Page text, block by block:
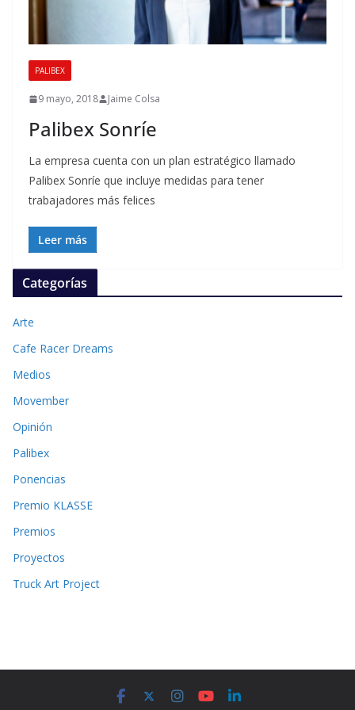
PALIBEX
9 mayo, 2018 Jaime Colsa
Palibex Sonríe
La empresa cuenta con un plan estratégico llamado
Palibex Sonríe que incluye medidas para tener
trabajadores más felices
Leer más
Categorías
Arte
Cafe Racer Dreams
Medios
Movember
Opinión
Palibex
Ponencias
Premio KLASSE
Premios
Proyectos
Truck Art Project